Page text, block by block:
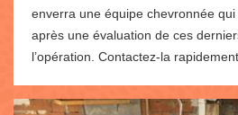
enverra une équipe chevronnée
après une évaluation de ces
l’opération. Contactez-la rapidement.